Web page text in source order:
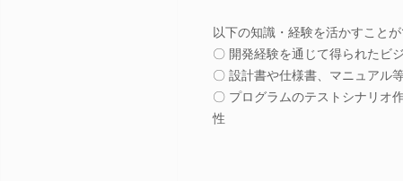
以下の知識・経験を活かすことが
〇 開発経験を通じて得られたビ
〇 設計書や仕様書、マニュアル
〇 プログラムのテストシナリオ
性